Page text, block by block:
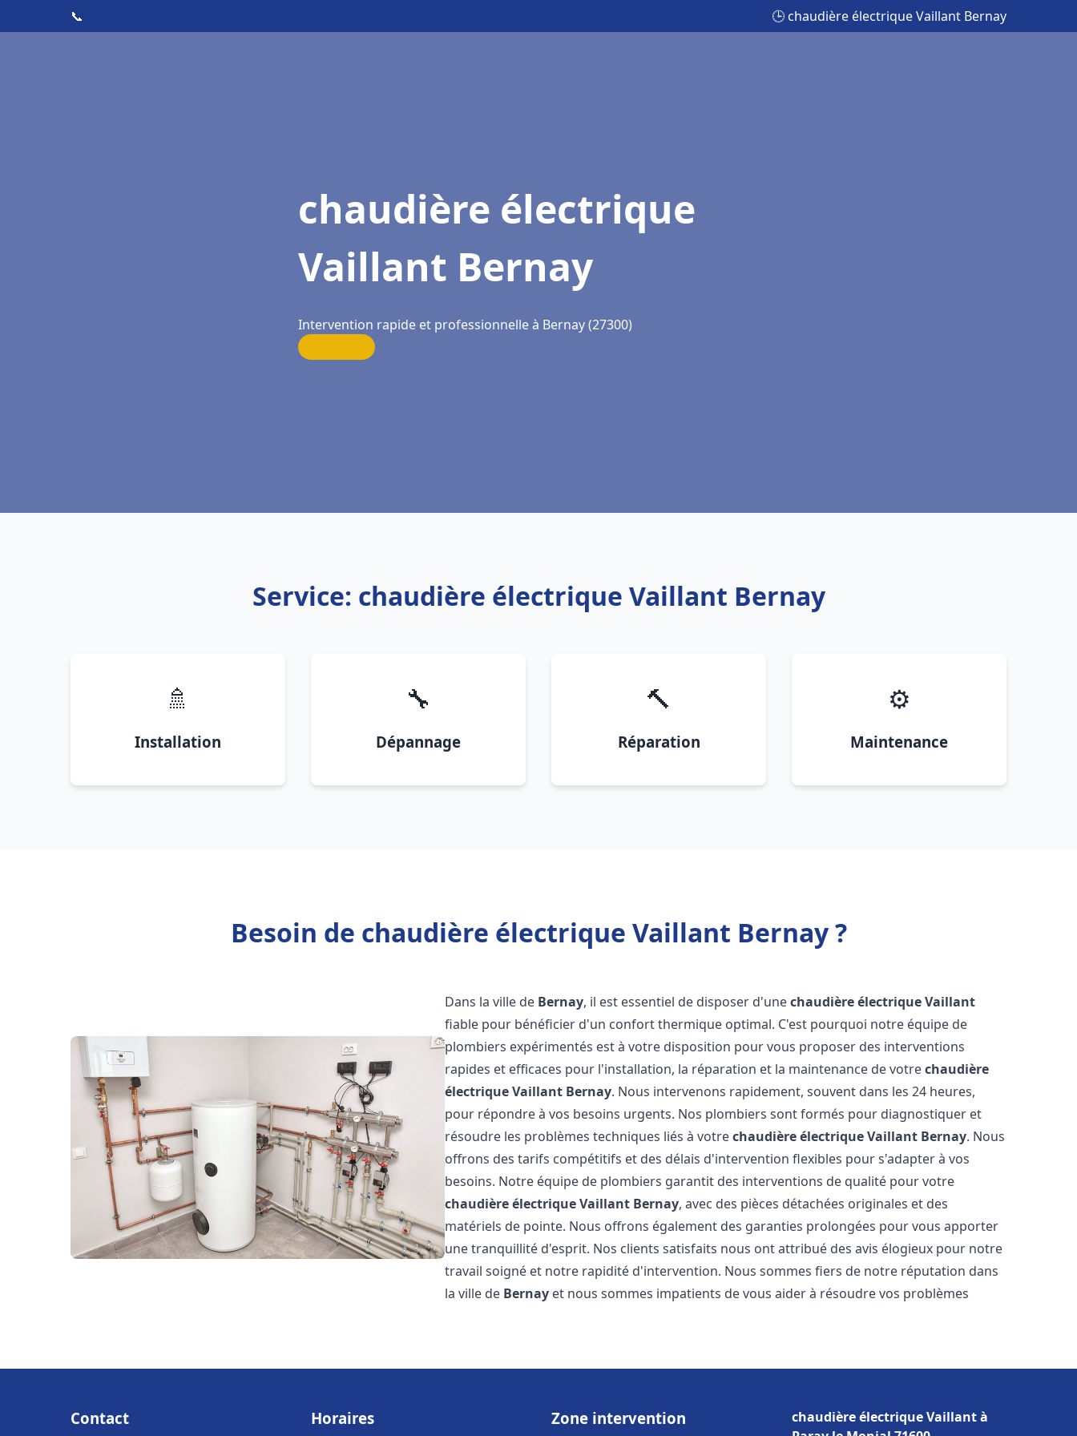
📞 🕒 chaudière électrique Vaillant Bernay
chaudière électrique
Vaillant Bernay
Intervention rapide et professionnelle à Bernay (27300)
Service: chaudière électrique Vaillant Bernay
🚿
Installation
🔧
Dépannage
🔨
Réparation
⚙️
Maintenance
Besoin de chaudière électrique Vaillant Bernay ?
Dans la ville de Bernay, il est essentiel de disposer d'unechaudière électrique Vaillant
fiable pour bénéficier d'un confort thermique optimal. C'est pourquoi notre équipe de
plombiers expérimentés est à votre disposition pour vous proposer des interventions
rapides et efficaces pour l'installation, la réparation et la maintenance de votrechaudière
électrique Vaillant Bernay. Nous intervenons rapidement, souvent dans les 24 heures,
pour répondre à vos besoins urgents. Nos plombiers sont formés pour diagnostiquer et
résoudre les problèmes techniques liés à votrechaudière électrique Vaillant Bernay. Nous
offrons des tarifs compétitifs et des délais d'intervention flexibles pour s'adapter à vos
besoins. Notre équipe de plombiers garantit des interventions de qualité pour votre
chaudière électrique Vaillant Bernay, avec des pièces détachées originales et des
matériels de pointe. Nous offrons également des garanties prolongées pour vous apporter
une tranquillité d'esprit. Nos clients satisfaits nous ont attribué des avis élogieux pour notre
travail soigné et notre rapidité d'intervention. Nous sommes fiers de notre réputation dans
la ville de Bernay et nous sommes impatients de vous aider à résoudre vos problèmes
Contact Horaires Zone intervention
chaudière électrique Vaillant à